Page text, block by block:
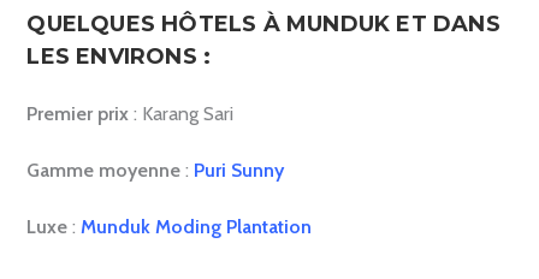
QUELQUES HÔTELS À MUNDUK ET DANS
LES ENVIRONS :
Premier prix : Karang Sari
Gamme moyenne : Puri Sunny
Luxe :Munduk Moding Plantation